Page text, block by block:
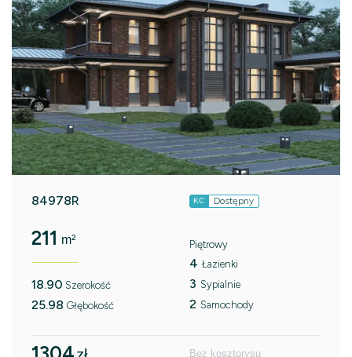
84978R KC Dostępny
211 m²
18.90 Szerokość
25.98 Głębokość
Piętrowy
4 Łazienki
3 Sypialnie
2 Samochody
Bez kosztorysu